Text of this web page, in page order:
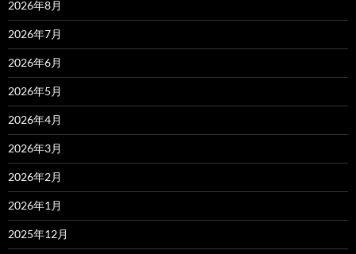
2026年8月
2026年7月
2026年6月
2026年5月
2026年4月
2026年3月
2026年2月
2026年1月
2025年12月